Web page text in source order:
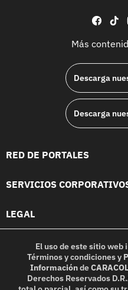
Más
Descarga
Descarga
RED DE PORTALES
SERVICIOS
LEGAL
El uso de este sitio web
Términos y condicionesy
Informaciónde
Derechos Reservados